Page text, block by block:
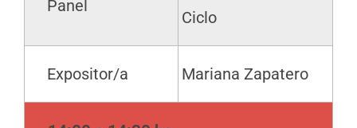
Panel
Ciclo
Expositor/a Mariana Zapatero